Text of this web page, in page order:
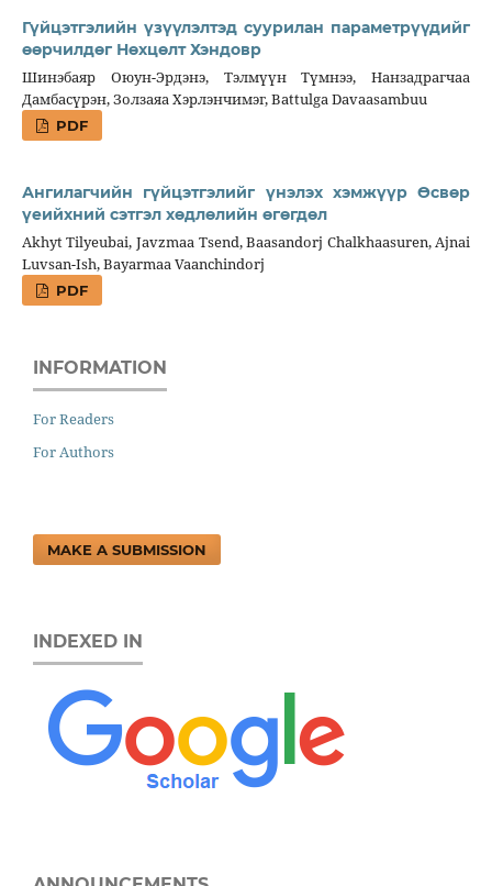
Гүйцэтгэлийн үзүүлэлтэд суурилан параметрүүдийг
өөрчилдөг Нөхцөлт Хэндовр
Шинэбаяр Оюун-Эрдэнэ, Тэлмүүн Түмнээ, Нанзадрагчаа
Дамбасүрэн, Золзаяа Хэрлэнчимэг, Battulga Davaasambuu
PDF
Ангилагчийн гүйцэтгэлийг үнэлэх хэмжүүр Өсвөр
үеийхний сэтгэл хөдлөлийн өгөгдөл
Akhyt Tilyeubai, Javzmaa Tsend, Baasandorj Chalkhaasuren, Ajnai
Luvsan-Ish, Bayarmaa Vaanchindorj
PDF
INFORMATION
For Readers
For Authors
MAKE A SUBMISSION
INDEXED IN